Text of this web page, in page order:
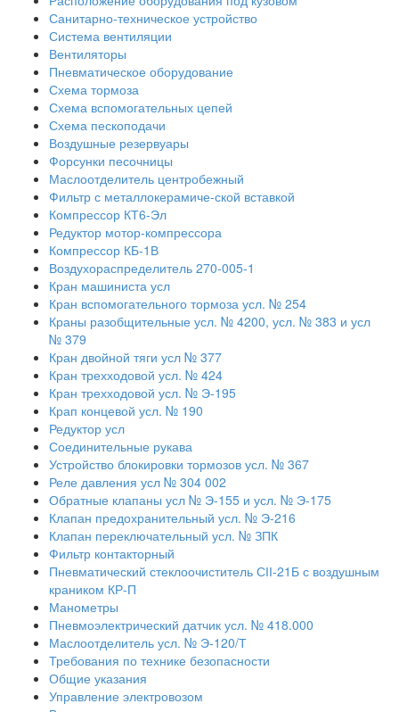
Санитарно-техническое устройство
Система вентиляции
Вентиляторы
Пневматическое оборудование
Схема тормоза
Схема вспомогательных цепей
Схема пескоподачи
Воздушные резервуары
Форсунки песочницы
Маслоотделитель центробежный
Фильтр с металлокерамиче-ской вставкой
Компрессор КТ6-Эл
Редуктор мотор-компрессора
Компрессор КБ-1В
Воздухораспределитель 270-005-1
Кран машиниста усл
Кран вспомогательного тормоза усл. № 254
Краны разобщительные усл. № 4200, усл. № 383 и усл
№ 379
Кран двойной тяги усл № 377
Кран трехходовой усл. № 424
Кран трехходовой усл. № Э-195
Крап концевой усл. № 190
Редуктор усл
Соединительные рукава
Устройство блокировки тормозов усл. № 367
Реле давления усл № 304 002
Обратные клапаны усл № Э-155 и усл. № Э-175
Клапан предохранительный усл. № Э-216
Клапан переключательный усл. № ЗПК
Фильтр контакторный
Пневматический стеклоочиститель СІІ-21Б с воздушным
краником КР-П
Манометры
Пневмоэлектрический датчик усл. № 418.000
Маслоотделитель усл. № Э-120/Т
Требования по технике безопасности
Общие указания
Управление электровозом